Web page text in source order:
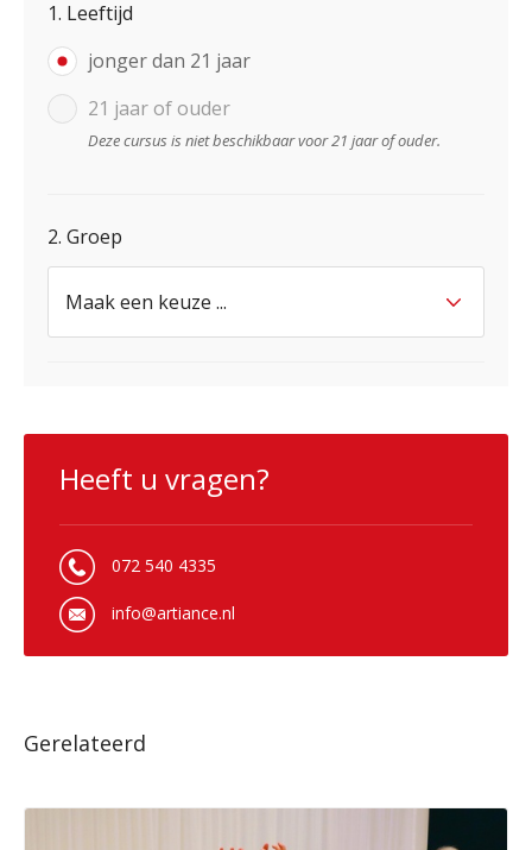
1. Leeftijd
jonger dan 21 jaar
21 jaar of ouder
Deze cursus is niet beschikbaar voor 21 jaar of ouder.
2. Groep
Heeft u vragen?
072 540 4335
info@artiance.nl
Gerelateerd